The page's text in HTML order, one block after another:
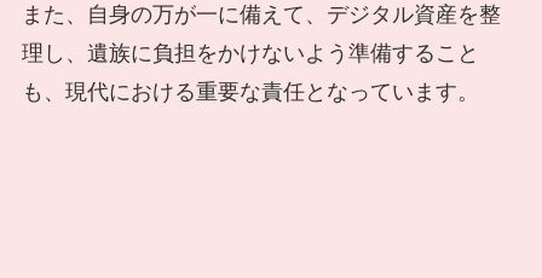
また、自身の万が一に備えて、デジタル資産を整
理し、遺族に負担をかけないよう準備すること
も、現代における重要な責任となっています。